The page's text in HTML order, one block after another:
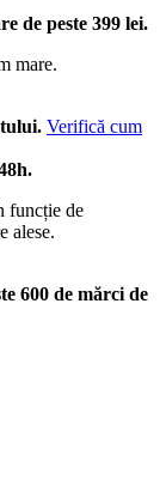
de peste 399 lei.
mare.
Verifică cum
funcție de
alese.
600 de mărci de